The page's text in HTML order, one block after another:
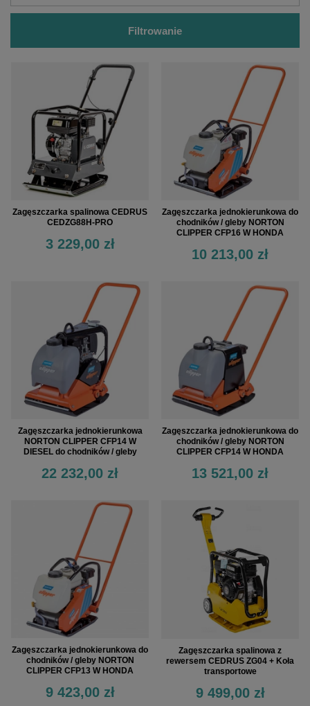
Filtrowanie
Zagęszczarka spalinowa CEDRUS
CEDZG88H-PRO
3 229,00 zł
Zagęszczarka jednokierunkowa do
chodników / gleby NORTON
CLIPPER CFP16 W HONDA
10 213,00 zł
Zagęszczarka jednokierunkowa
NORTON CLIPPER CFP14 W
DIESEL do chodników / gleby
22 232,00 zł
Zagęszczarka jednokierunkowa do
chodników / gleby NORTON
CLIPPER CFP14 W HONDA
13 521,00 zł
Zagęszczarka jednokierunkowa do
chodników / gleby NORTON
CLIPPER CFP13 W HONDA
9 423,00 zł
Zagęszczarka spalinowa z
rewersem CEDRUS ZG04 + Koła
transportowe
9 499,00 zł